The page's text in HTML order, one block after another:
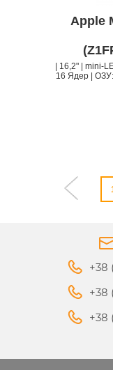
Apple
| 16,2" | mini-
16 Ядер | ОЗУ:
+38
+38
+38